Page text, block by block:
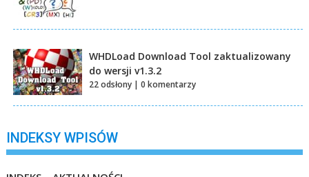
WHDLoad Download Tool zaktualizowany
do wersji v1.3.2
22 odsłony |0 komentarzy
INDEKSY WPISÓW